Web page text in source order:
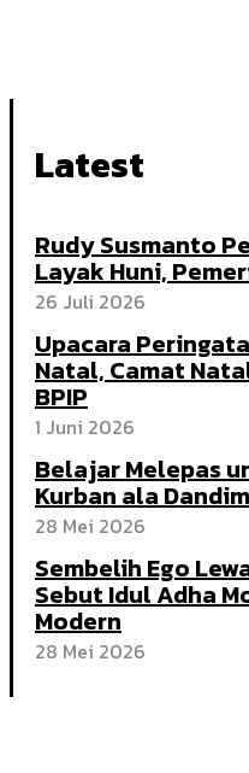
Latest
Rudy Susmanto
Layak Huni,
26 Juli 2026
Upacara
Natal, Camat
BPIP
1 Juni 2026
Belajar Melepas
Kurban ala
28 Mei 2026
Sembelih Ego
Sebut Idul Adha
Modern
28 Mei 2026